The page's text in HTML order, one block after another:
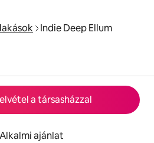
a társasházzal
Alkalmi ajánlat
Indie Deep Ellum